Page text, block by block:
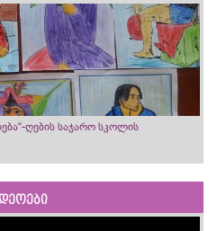
ღების საჯარო სკოლის